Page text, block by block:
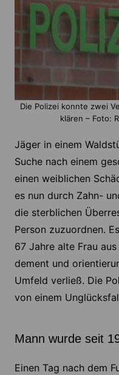
Die Polizei konnte zwei
klären – Foto:
Jäger in einem
Suche nach einem
einen weiblichen
es nun durch Zahn-
die sterblichen
Person zuzuordnen.
67 Jahre alte Frau
dement und
Umfeld verließ. Die
von einem
Mann wurde seit
Einen Tag nach dem